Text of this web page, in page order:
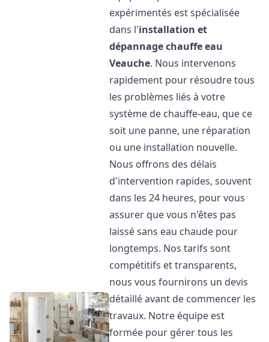
expérimentés est spécialisée
dans l'installation et
dépannage chauffe eau
Veauche. Nous intervenons
rapidement pour résoudre tous
les problèmes liés à votre
système de chauffe-eau, que ce
soit une panne, une réparation
ou une installation nouvelle.
Nous offrons des délais
d'intervention rapides, souvent
dans les 24 heures, pour vous
assurer que vous n'êtes pas
laissé sans eau chaude pour
longtemps. Nos tarifs sont
compétitifs et transparents,
nous vous fournirons un devis
détaillé avant de commencer les
travaux. Notre équipe est
formée pour gérer tous les